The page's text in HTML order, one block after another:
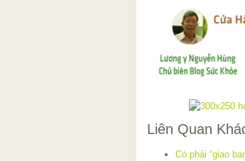
Liên Quan
Có phải “giao